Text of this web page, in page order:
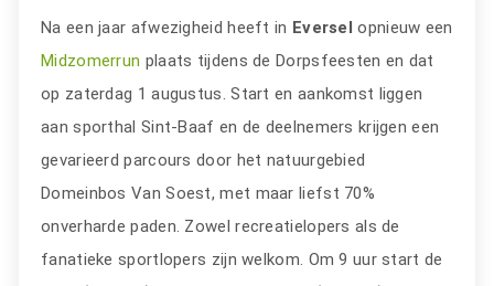
Na een jaar afwezigheid heeft in Everselopnieuw een
Midzomerrun plaats tijdens de Dorpsfeesten en dat
op zaterdag 1 augustus. Start en aankomst liggen
aan sporthal Sint-Baaf en de deelnemers krijgen een
gevarieerd parcours door het natuurgebied
Domeinbos Van Soest, met maar liefst 70%
onverharde paden. Zowel recreatielopers als de
fanatieke sportlopers zijn welkom. Om 9 uur start de